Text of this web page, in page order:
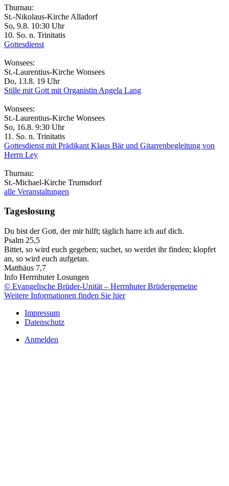
Thurnau:
St.-Nikolaus-Kirche Alladorf
So, 9.8. 10:30 Uhr
10. So. n. Trinitatis
Gottesdienst
Wonsees:
St.-Laurentius-Kirche Wonsees
Do, 13.8. 19 Uhr
Stille mit Gott mit Organistin Angela Lang
Wonsees:
St.-Laurentius-Kirche Wonsees
So, 16.8. 9:30 Uhr
11. So. n. Trinitatis
Gottesdienst mit Prädikant Klaus Bär und Gitarrenbegleitung von
Herrn Ley
Thurnau:
St.-Michael-Kirche Trumsdorf
alle Veranstaltungen
Tageslosung
Du bist der Gott, der mir hilft; täglich harre ich auf dich.
Psalm 25,5
Bittet, so wird euch gegeben; suchet, so werdet ihr finden; klopfet
an, so wird euch aufgetan.
Matthäus 7,7
Info Herrnhuter Losungen
© Evangelische Brüder-Unität – Herrnhuter Brüdergemeine
Weitere Informationen finden Sie hier
Impressum
Datenschutz
Anmelden